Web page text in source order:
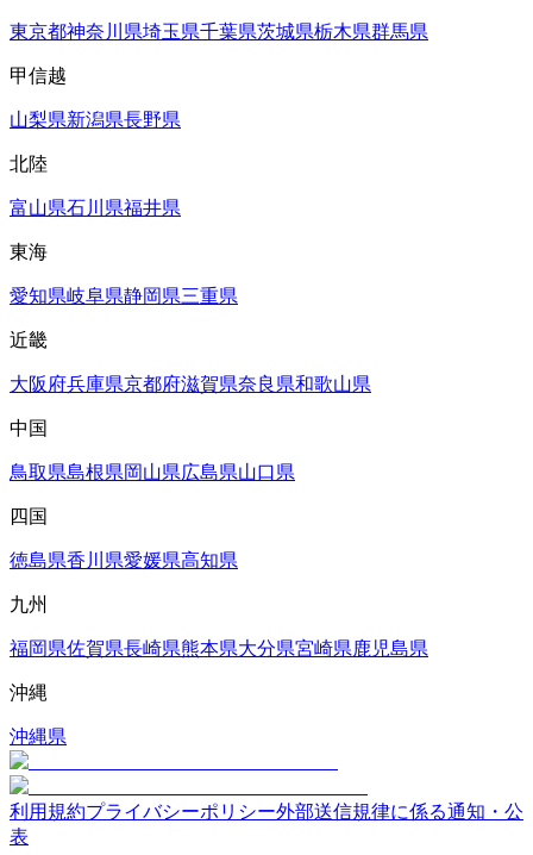
東京都神奈川県埼玉県千葉県茨城県栃木県群馬県
甲信越
山梨県新潟県長野県
北陸
富山県石川県福井県
東海
愛知県岐阜県静岡県三重県
近畿
大阪府兵庫県京都府滋賀県奈良県和歌山県
中国
鳥取県島根県岡山県広島県山口県
四国
徳島県香川県愛媛県高知県
九州
福岡県佐賀県長崎県熊本県大分県宮崎県鹿児島県
沖縄
沖縄県
利用規約プライバシーポリシー外部送信規律に係る通知・公
表